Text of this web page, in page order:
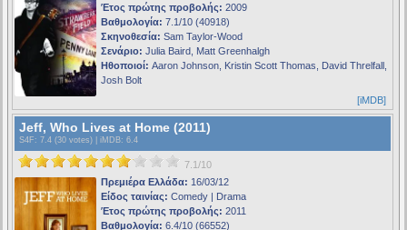
Έτος πρώτης προβολής: 2009
Βαθμολογία: 7.1/10 (40918)
Σκηνοθεσία: Sam Taylor-Wood
Σενάριο: Julia Baird, Matt Greenhalgh
Ηθοποιοί: Aaron Johnson, Kristin Scott Thomas, David Threlfall,
Josh Bolt
[iMDB]
Jeff, Who Lives at Home (2011)
S4F : 7.4 (30 votes) | iMDB: 6.4
7.1/10
Πρεμιέρα Ελλάδα: 16/03/12
Είδος ταινίας: Comedy | Drama
Έτος πρώτης προβολής: 2011
Βαθμολογία: 6.4/10 (66552)